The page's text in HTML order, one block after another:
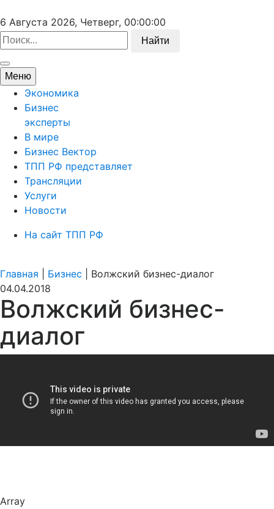
6 Августа 2026, Четверг, 00:00:00
Найти
Меню
Экономика
Бизнес
эксперты
В мире
Бизнес Вектор
ТПП РФ представляет
Трансляции
Услуги
Новости
На сайт ТПП РФ
Главная Бизнес
Волжский бизнес-диалог
04.04.2018
Волжский бизнес-
диалог
Array